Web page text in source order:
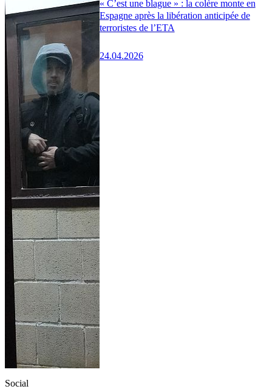
« C’est une blague » : la colère monte en
Espagne après la libération anticipée de
terroristes de l’ETA
24.04.2026
Social